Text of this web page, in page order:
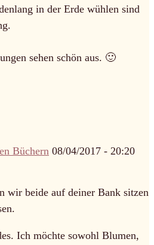
in der Erde wühlen sind
sehen schön aus. 🙂
Büchern 08/04/2017 - 20:20
wir beide auf deiner Bank sitzen
Ich möchte sowohl Blumen,